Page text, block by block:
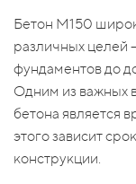
Бетон М150
различных целей
фундаментов до
Одним из важных
бетона является
этого зависит
конструкции.